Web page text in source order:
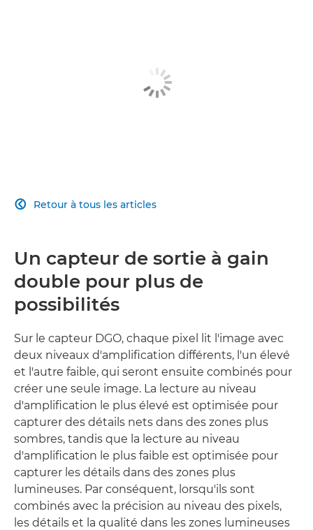
FONCTIONNALITES PROFESSIONNELLES
INTERFACE PROFESSIONNELLE
Retour à tous les articles

Un capteur de sortie à gain
double pour plus de
possibilités
Sur le capteur DGO, chaque pixel lit l'image avec
deux niveaux d'amplification différents, l'un élevé
et l'autre faible, qui seront ensuite combinés pour
créer une seule image. La lecture au niveau
d'amplification le plus élevé est optimisée pour
capturer des détails nets dans des zones plus
sombres, tandis que la lecture au niveau
d'amplification le plus faible est optimisée pour
capturer les détails dans des zones plus
lumineuses. Par conséquent, lorsqu'ils sont
combinés avec la précision au niveau des pixels,
les détails et la qualité dans les zones lumineuses